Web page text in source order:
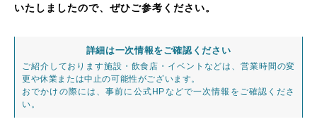
いたしましたので、ぜひご参考ください。
詳細は一次情報をご確認ください
ご紹介しております施設・飲食店・イベントなどは、営業時間の変
更や休業または中止の可能性がございます。
おでかけの際には、事前に公式HPなどで一次情報をご確認くださ
い。